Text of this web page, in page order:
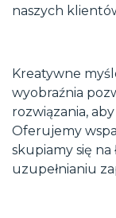
naszych
Kreatywne
wyobraźnia
rozwiązania,
Oferujemy
skupiamy się na
uzupełnianiu